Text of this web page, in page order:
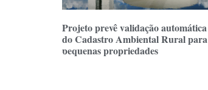
Projeto prevê validação automática
do Cadastro Ambiental Rural para
pequenas propriedades